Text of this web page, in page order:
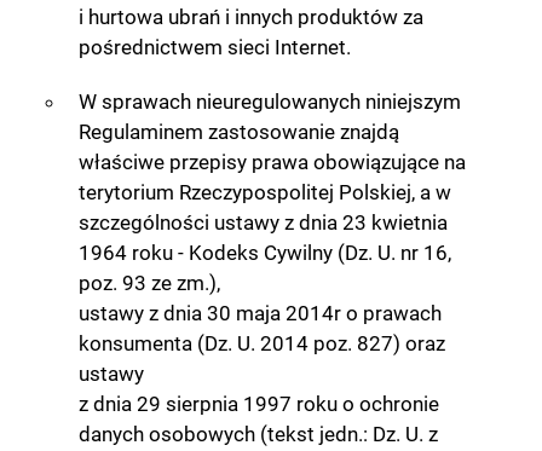
i hurtowa ubrań i innych produktów za
pośrednictwem sieci Internet.
W sprawach nieuregulowanych niniejszym
Regulaminem zastosowanie znajdą
właściwe przepisy prawa obowiązujące na
terytorium Rzeczypospolitej Polskiej, a w
szczególności ustawy z dnia 23 kwietnia
1964 roku - Kodeks Cywilny (Dz. U. nr 16,
poz. 93 ze zm.),
ustawy z dnia 30 maja 2014r o prawach
konsumenta (Dz. U. 2014 poz. 827) oraz
ustawy
z dnia 29 sierpnia 1997 roku o ochronie
danych osobowych (tekst jedn.: Dz. U. z